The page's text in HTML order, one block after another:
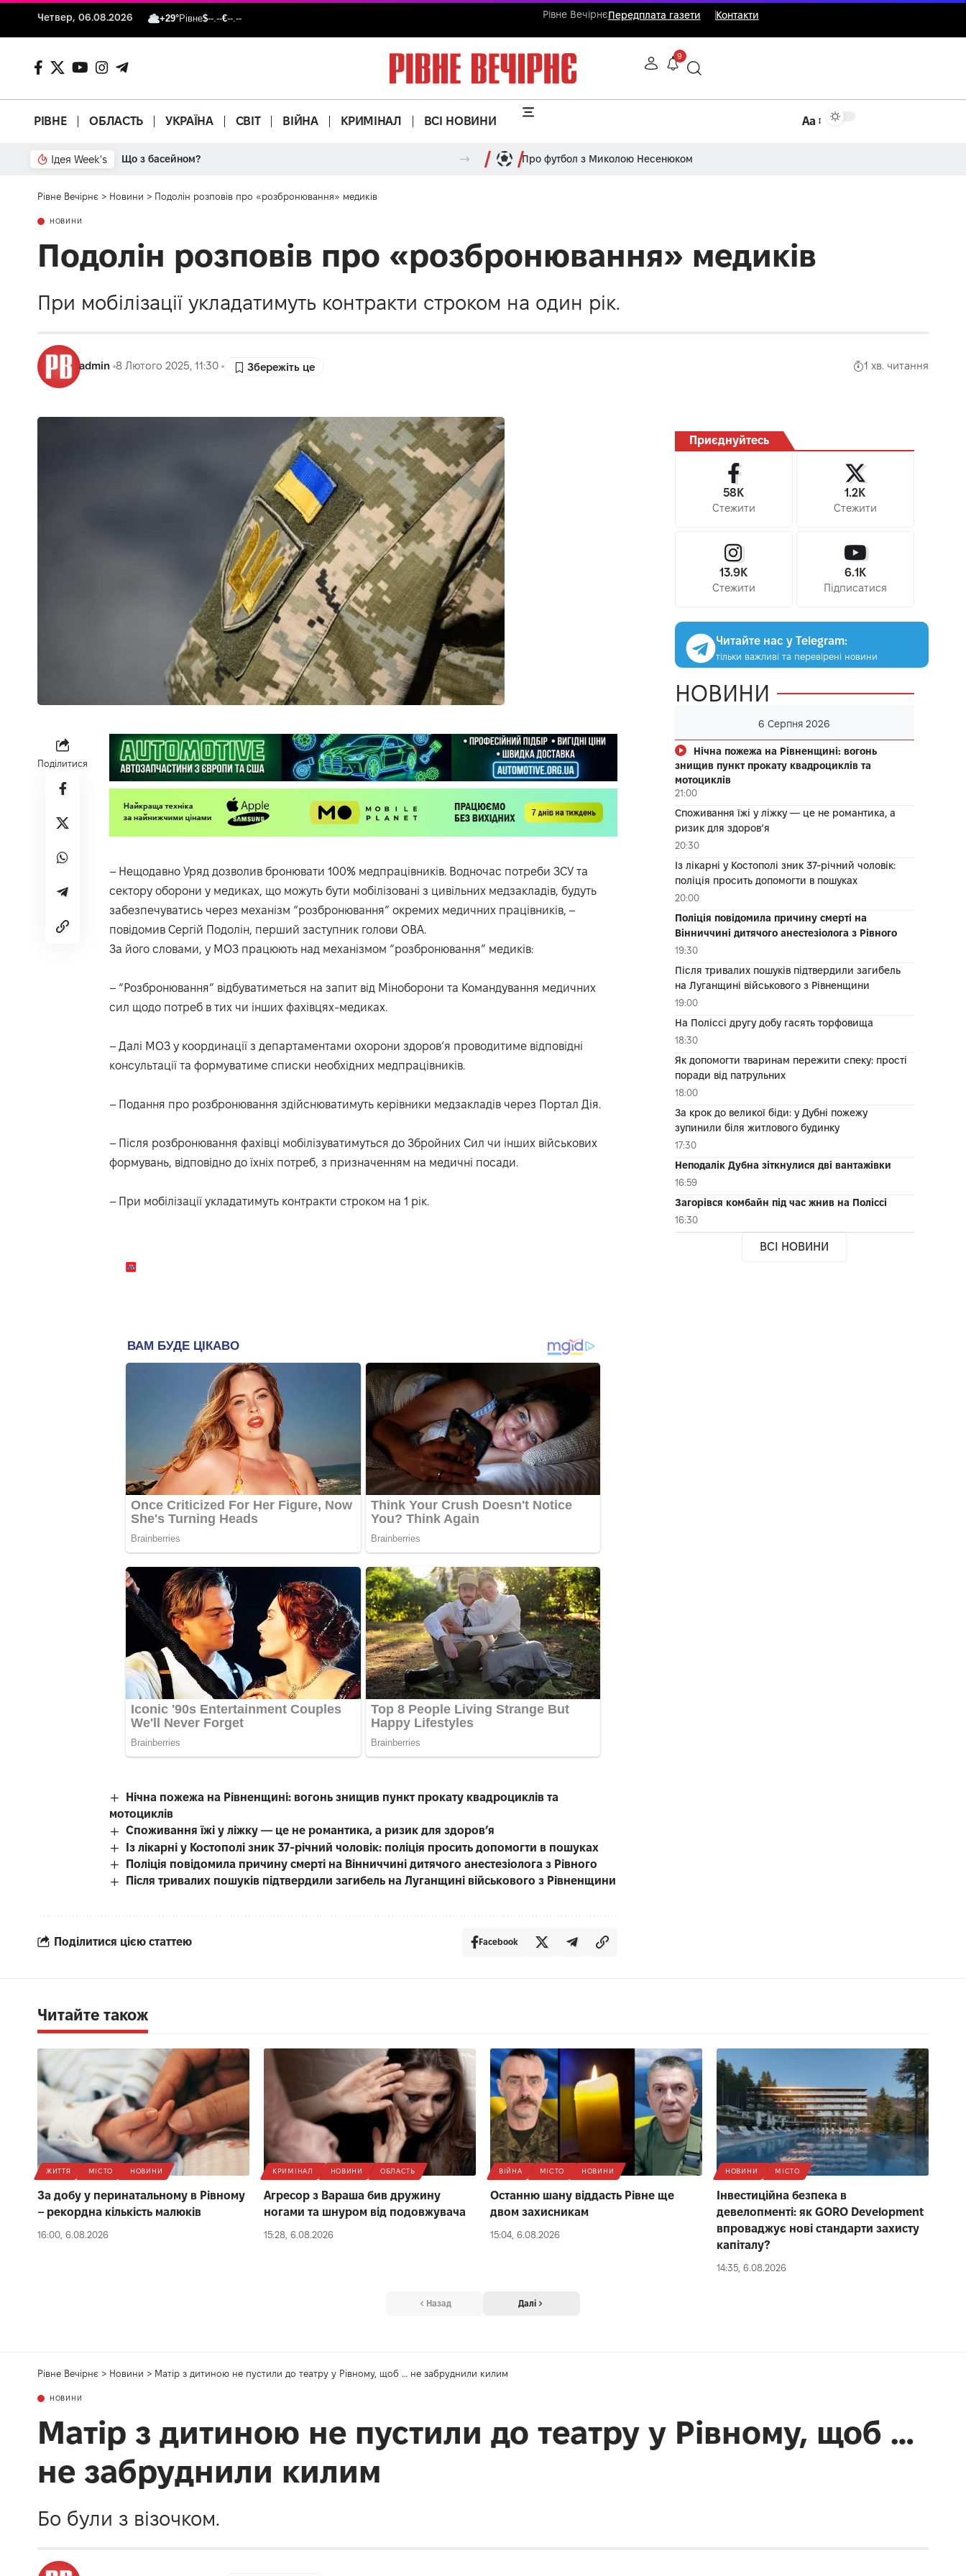
Четвер, 06.08.2026 +29°Рівне$--.--€--.-- Рівне ВечірнєПередплата газети Контакти
9
РІВНЕ ОБЛАСТЬ УКРАЇНА СВІТ ВІЙНА КРИМІНАЛ ВСІ НОВИНИ Аа
Ідея Week's Що з басейном? Про футбол з Миколою Несенюком
Рівне Вечірнє > Новини > Подолін розповів про «розбронювання» медиків
НОВИНИ
Подолін розповів про «розбронювання» медиків
При мобілізації укладатимуть контракти строком на один рік.
admin 8 Лютого 2025, 11:30 1 хв. читання
Поділитися
– Нещодавно Уряд дозволив бронювати 100% медпрацівників. Водночас потреби ЗСУ та
сектору оборони у медиках, що можуть бути мобілізовані з цивільних медзакладів, будуть
забезпечуватись через механізм “розбронювання” окремих медичних працівників, –
повідомив Сергій Подолін, перший заступник голови ОВА.
За його словами, у МОЗ працюють над механізмом “розбронювання” медиків:
– “Розбронювання” відбуватиметься на запит від Міноборони та Командування медичних
сил щодо потреб в тих чи інших фахівцях-медиках.
– Далі МОЗ у координації з департаментами охорони здоров’я проводитиме відповідні
консультації та формуватиме списки необхідних медпрацівників.
– Подання про розбронювання здійснюватимуть керівники медзакладів через Портал Дія.
– Після розбронювання фахівці мобілізуватимуться до Збройних Сил чи інших військових
формувань, відповідно до їхніх потреб, з призначенням на медичні посади.
– При мобілізації укладатимуть контракти строком на 1 рік.
Нічна пожежа на Рівненщині: вогонь знищив пункт прокату квадроциклів та
мотоциклів
Споживання їжі у ліжку — це не романтика, а ризик для здоров’я
Із лікарні у Костополі зник 37-річний чоловік: поліція просить допомогти в пошуках
Поліція повідомила причину смерті на Вінниччині дитячого анестезіолога з Рівного
Після тривалих пошуків підтвердили загибель на Луганщині військового з Рівненщини
Поділитися цією статтею Facebook
Приєднуйтесь
58K
Стежити
1.2K
Стежити
13.9K
Стежити
6.1K
Підписатися
Читайте нас у Telegram:
тільки важливі та перевірені новини
НОВИНИ
6 Серпня 2026
Нічна пожежа на Рівненщині: вогонь
знищив пункт прокату квадроциклів та
мотоциклів
21:00
Споживання їжі у ліжку — це не романтика, а
ризик для здоров’я
20:30
Із лікарні у Костополі зник 37-річний чоловік:
поліція просить допомогти в пошуках
20:00
Поліція повідомила причину смерті на
Вінниччині дитячого анестезіолога з Рівного
19:30
Після тривалих пошуків підтвердили загибель
на Луганщині військового з Рівненщини
19:00
На Поліссі другу добу гасять торфовища
18:30
Як допомогти тваринам пережити спеку: прості
поради від патрульних
18:00
За крок до великої біди: у Дубні пожежу
зупинили біля житлового будинку
17:30
Неподалік Дубна зіткнулися дві вантажівки
16:59
Загорівся комбайн під час жнив на Поліссі
16:30
ВСІ НОВИНИ
Читайте також
ЖИТТЯ МІСТО НОВИНИ
За добу у перинатальному в Рівному
– рекордна кількість малюків
16:00, 6.08.2026
КРИМІНАЛ НОВИНИ ОБЛАСТЬ
Агресор з Вараша бив дружину
ногами та шнуром від подовжувача
15:28, 6.08.2026
ВІЙНА МІСТО НОВИНИ
Останню шану віддасть Рівне ще
двом захисникам
15:04, 6.08.2026
НОВИНИ МІСТО
Інвестиційна безпека в
девелопменті: як GORO Development
впроваджує нові стандарти захисту
капіталу?
14:35, 6.08.2026
Назад Далі
Рівне Вечірнє > Новини > Матір з дитиною не пустили до театру у Рівному, щоб … не забруднили килим
НОВИНИ
Матір з дитиною не пустили до театру у Рівному, щоб …
не забруднили килим
Бо були з візочком.